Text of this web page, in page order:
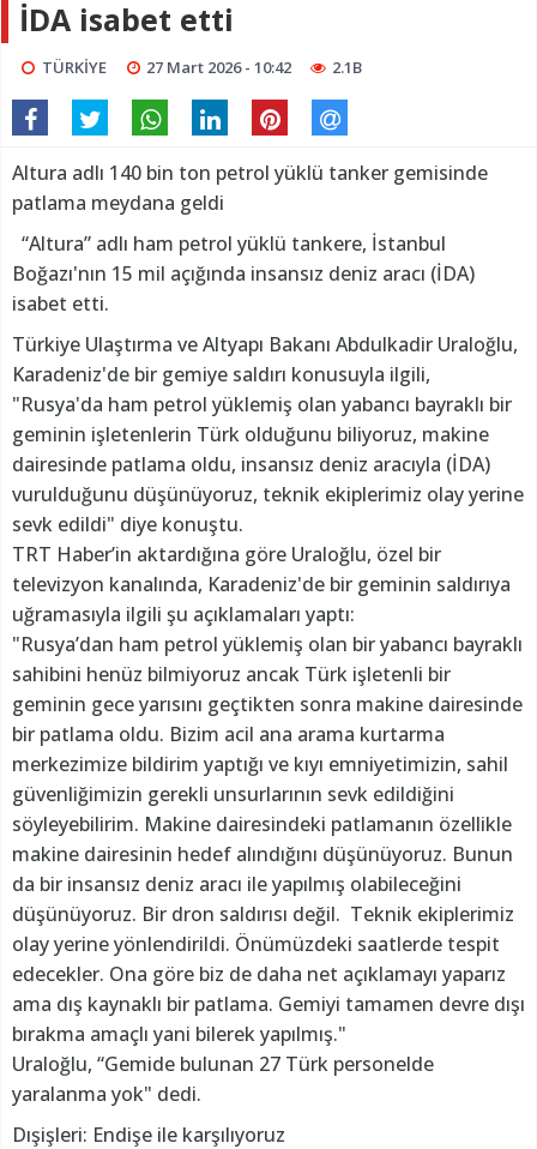
İDA isabet etti
TÜRKİYE 27 Mart 2026 - 10:42 2.1B
Altura adlı 140 bin ton petrol yüklü tanker gemisinde
patlama meydana geldi
“Altura” adlı ham petrol yüklü tankere, İstanbul
Boğazı'nın 15 mil açığında insansız deniz aracı (İDA)
isabet etti.
Türkiye Ulaştırma ve Altyapı Bakanı Abdulkadir Uraloğlu,
Karadeniz'de bir gemiye saldırı konusuyla ilgili,
"Rusya'da ham petrol yüklemiş olan yabancı bayraklı bir
geminin işletenlerin Türk olduğunu biliyoruz, makine
dairesinde patlama oldu, insansız deniz aracıyla (İDA)
vurulduğunu düşünüyoruz, teknik ekiplerimiz olay yerine
sevk edildi" diye konuştu.
TRT Haber’in aktardığına göre Uraloğlu, özel bir
televizyon kanalında, Karadeniz'de bir geminin saldırıya
uğramasıyla ilgili şu açıklamaları yaptı:
"Rusya’dan ham petrol yüklemiş olan bir yabancı bayraklı
sahibini henüz bilmiyoruz ancak Türk işletenli bir
geminin gece yarısını geçtikten sonra makine dairesinde
bir patlama oldu. Bizim acil ana arama kurtarma
merkezimize bildirim yaptığı ve kıyı emniyetimizin, sahil
güvenliğimizin gerekli unsurlarının sevk edildiğini
söyleyebilirim. Makine dairesindeki patlamanın özellikle
makine dairesinin hedef alındığını düşünüyoruz. Bunun
da bir insansız deniz aracı ile yapılmış olabileceğini
düşünüyoruz. Bir dron saldırısı değil. Teknik ekiplerimiz
olay yerine yönlendirildi. Önümüzdeki saatlerde tespit
edecekler. Ona göre biz de daha net açıklamayı yaparız
ama dış kaynaklı bir patlama. Gemiyi tamamen devre dışı
bırakma amaçlı yani bilerek yapılmış."
Uraloğlu, “Gemide bulunan 27 Türk personelde
yaralanma yok" dedi.
Dışişleri: Endişe ile karşılıyoruz